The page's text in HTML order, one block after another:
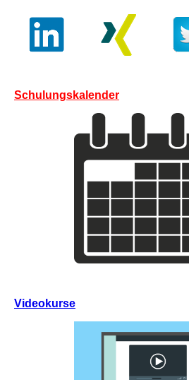
Schulungskalender
Videokurse